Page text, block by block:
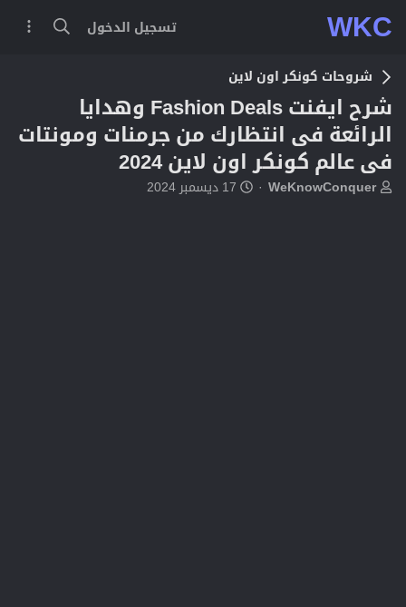
WKC تسجيل الدخول
شروحات كونكر اون لاين
شرح ايفنت Fashion Deals وهدايا
الرائعة فى انتظارك من جرمنات ومونتات
فى عالم كونكر اون لاين 2024
بWeKnowConquer
ت17 ديسمبر 2024